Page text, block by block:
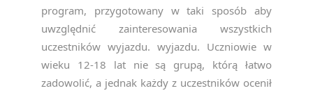
program, przygotowany w taki sposób aby
uwzględnić zainteresowania wszystkich
uczestników wyjazdu. wyjazdu. Uczniowie w
wieku 12-18 lat nie są grupą, którą łatwo
zadowolić, a jednak każdy z uczestników ocenił